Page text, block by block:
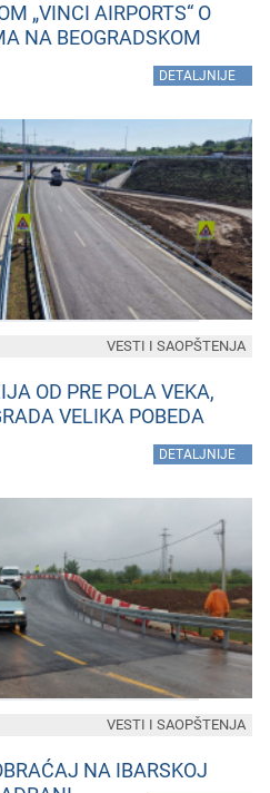
„VINCI AIRPORTS“ O
NA BEOGRADSKOM
DETALJNIJE
OD PRE POLA VEKA,
VELIKA POBEDA
DETALJNIJE
VESTI I SAOPŠTENJA
NA IBARSKOJ
VESTI I SAOPŠTENJA